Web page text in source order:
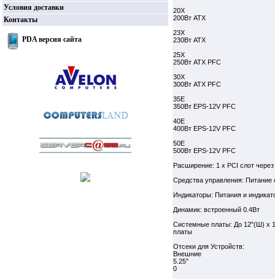
Условия доставки
Контакты
PDA версия сайта
20X
200Вт ATX
23X
230Вт ATX
25X
250Вт ATX PFC
30X
300Вт ATX PFC
35E
350Вт EPS-12V PFC
40E
400Вт EPS-12V PFC
50E
500Вт EPS-12V PFC
Расширение: 1 x PCI слот
Средства управления:
Индикаторы: Питания и
Динамик: встроенный 0.4Вт
Системные платы: До 12"(Ш) x
платы
Отсеки для Устройств:
Внешние
5.25"
0